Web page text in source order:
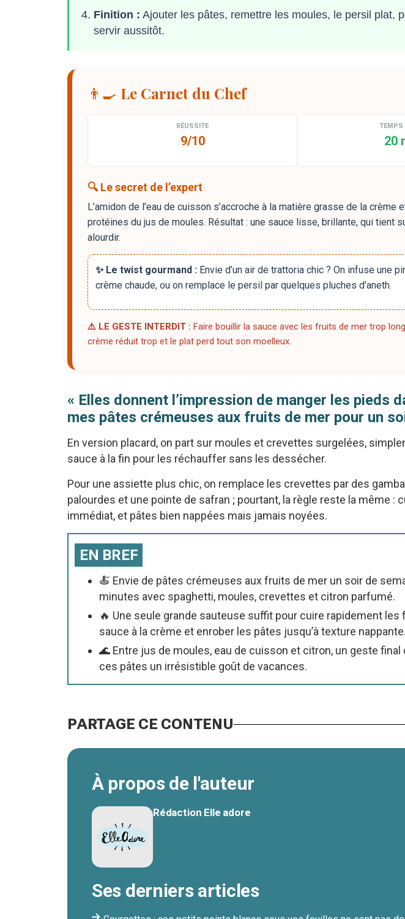
Finition : Ajouter les pâtes, remettre les moules, le persil plat,
servir aussitôt.
👨‍🍳 Le Carnet du Chef
RÉUSSITE
9/10
TEMPS
20
🔍 Le secret de l’expert
L’amidon de l’eau de cuisson s’accroche à la matière grasse de la crème
protéines du jus de moules. Résultat : une sauce lisse, brillante, qui tient
alourdir.
✨ Le twist gourmand : Envie d’un air de trattoria chic ? On infuse une
crème chaude, ou on remplace le persil par quelques pluches d’aneth.
⚠️ LE GESTE INTERDIT : Faire bouillir la sauce avec les fruits de mer trop
crème réduit trop et le plat perd tout son moelleux.
« Elles donnent l’impression de manger les pieds
mes pâtes crémeuses aux fruits de mer pour un
En version placard, on part sur moules et crevettes surgelées,
sauce à la fin pour les réchauffer sans les dessécher.
Pour une assiette plus chic, on remplace les crevettes par des
palourdes et une pointe de safran ; pourtant, la règle reste la même :
immédiat, et pâtes bien nappées mais jamais noyées.
EN BREF
🍝 Envie de pâtes crémeuses aux fruits de mer un soir de
minutes avec spaghetti, moules, crevettes et citron parfumé.
🔥 Une seule grande sauteuse suffit pour cuire rapidement les
sauce à la crème et enrober les pâtes jusqu’à texture nappante.
🌊 Entre jus de moules, eau de cuisson et citron, un geste final
ces pâtes un irrésistible goût de vacances.
PARTAGE CE CONTENU
À propos de l'auteur
Rédaction Elle adore
Ses derniers articles